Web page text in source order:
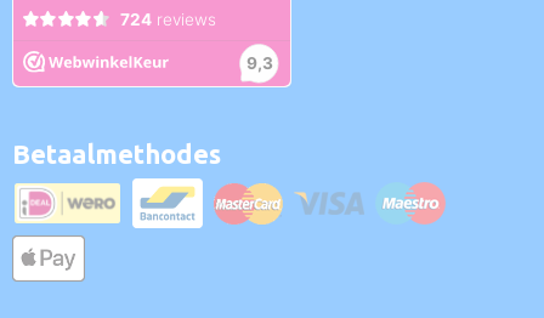
Betaalmethodes